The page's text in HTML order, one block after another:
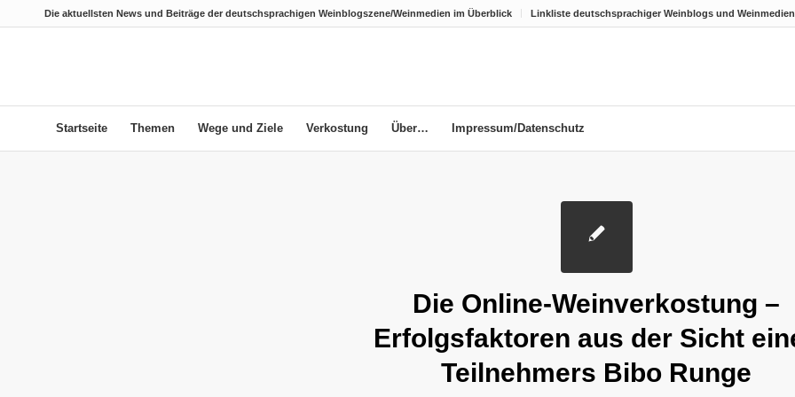
Die aktuellsten News und Beiträge der deutschsprachigen Weinblogszene/Weinmedien im Überblick Linkliste deutschsprachiger Weinblogs und Weinmedien
Startseite Themen Wege und Ziele Verkostung Über… Impressum/Datenschutz
Die Online-Weinverkostung –
Erfolgsfaktoren aus der Sicht
Teilnehmers Bibo Runge